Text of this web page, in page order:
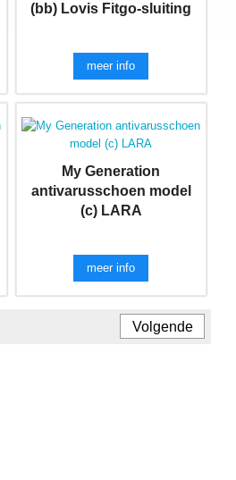
(bb) Lovis Fitgo-sluiting
meer info
My Generation
antivarusschoen model
(c) LARA
meer info
Volgende